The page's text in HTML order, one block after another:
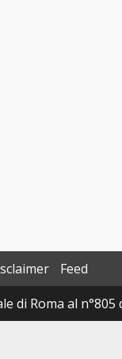
Feed
di Roma al n°805